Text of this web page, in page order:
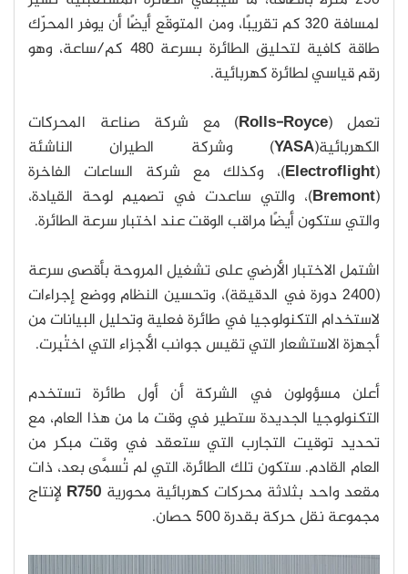
لمسافة 320 كم تقريبًا، ومن المتوقّع أيضًا أن يوفر المحرّك
طاقة كافية لتحليق الطائرة بسرعة 480 كم/ساعة، وهو
رقم قياسي لطائرة كهربائية.
تعمل (Rolls-Royce) مع شركة صناعة المحركات
الكهربائية(YASA) وشركة الطيران الناشئة
(
Electroflight)، وكذلك مع شركة الساعات الفاخرة
(
Bremont)، والتي ساعدت في تصميم لوحة القيادة،
والتي ستكون أيضًا مراقب الوقت عند اختبار سرعة الطائرة.
اشتمل الاختبار الأرضي على تشغيل المروحة بأقصى سرعة
(2400 دورة في الدقيقة)، وتحسين النظام ووضع إجراءات
لاستخدام التكنولوجيا في طائرة فعلية وتحليل البيانات من
أجهزة الاستشعار التي تقيس جوانب الأجزاء التي اختُبِرت.
أعلن مسؤولون في الشركة أن أول طائرة تستخدم
التكنولوجيا الجديدة ستطير في وقت ما من هذا العام، مع
تحديد توقيت التجارب التي ستعقد في وقت مبكر من
العام القادم. ستكون تلك الطائرة، التي لم تُسمَّى بعد، ذات
مقعد واحد بثلاثة محركات كهربائية محورية R750 لإنتاج
مجموعة نقل حركة بقدرة 500 حصان.